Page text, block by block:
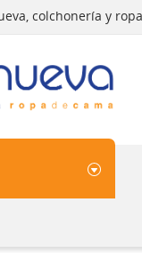
colchonería y